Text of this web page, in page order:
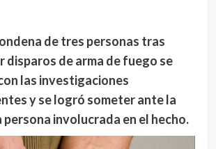
de tres personas tras
disparos de arma de fuego se
las investigaciones
y se logró someter ante la
involucrada en el hecho.